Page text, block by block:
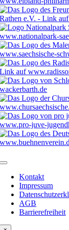
Kontakt
Impressum
AGB
Barrierefreiheit